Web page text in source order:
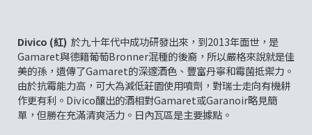
Divico (紅) 於九十年代中成功研發出來，到2013年面世，是
Gamaret與德籍葡萄Bronner混種的後裔，所以嚴格來說就是佳
美的孫，遺傳了Gamaret的深邃酒色、豐富丹寧和霉菌抵禦力。
由於抗霉能力高，可大為減低莊園使用噴劑，對瑞士走向有機耕
作更有利。Divico釀出的酒相對Gamaret或Garanoir略見簡
單，但勝在充滿清爽活力。日內瓦區是主要據點。